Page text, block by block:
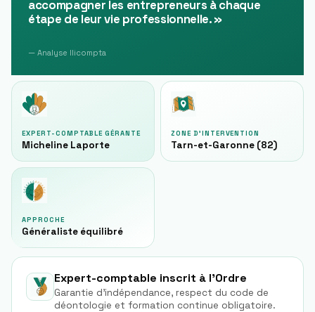
accompagner les entrepreneurs à chaque
étape de leur vie professionnelle.»
— Analyse Ilicompta
EXPERT-COMPTABLE GÉRANTE
Micheline Laporte
ZONE D'INTERVENTION
Tarn-et-Garonne (82)
APPROCHE
Généraliste équilibré
Expert-comptable inscrit à l'Ordre
Garantie d'indépendance, respect du code de
déontologie et formation continue obligatoire.